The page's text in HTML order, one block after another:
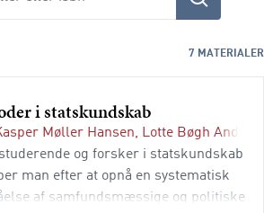
7 MATERIALER
i statskundskab
Møller Hansen, Lotte Bøgh
og forsker i statskundskab
man efter at opnå en systematisk
af samfundsmæssige og politiske